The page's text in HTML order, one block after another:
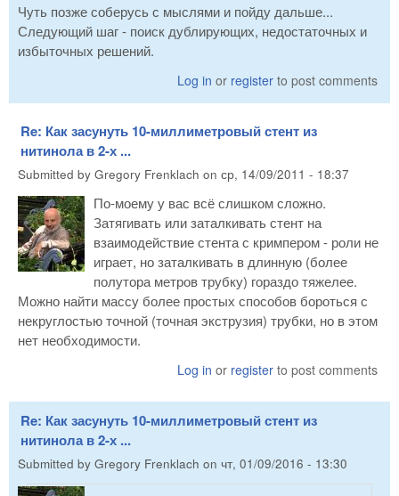
Чуть позже соберусь с мыслями и пойду дальше...
Следующий шаг - поиск дублирующих, недостаточных и
избыточных решений.
Log in or register to post comments
Re: Как засунуть 10-миллиметровый стент из
нитинола в 2-х ...
Submitted by Gregory Frenklach on ср, 14/09/2011 - 18:37
По-моему у вас всё слишком сложно.
Затягивать или заталкивать стент на
взаимодействие стента с кримпером - роли не
играет, но заталкивать в длинную (более
полутора метров трубку) гораздо тяжелее.
Можно найти массу более простых способов бороться с
некруглостью точной (точная экструзия) трубки, но в этом
нет необходимости.
Log in or register to post comments
Re: Как засунуть 10-миллиметровый стент из
нитинола в 2-х ...
Submitted by Gregory Frenklach on чт, 01/09/2016 - 13:30